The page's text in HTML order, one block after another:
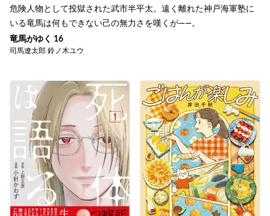
危険人物として投獄された武市半平太。遠く離れた神戸海軍塾に
いる竜馬は何もできない己の無力さを嘆くが――。
竜馬がゆく 16
司馬遼太郎 鈴ノ木ユウ